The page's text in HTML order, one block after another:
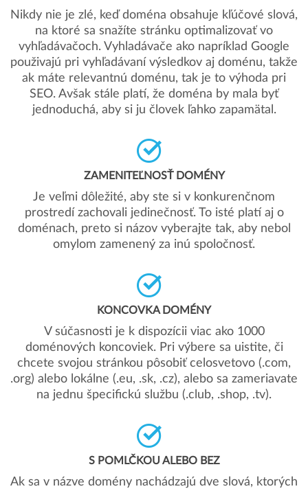
Nikdy nie je zlé, keď doména obsahuje kľúčové slová,
na ktoré sa snažíte stránku optimalizovať vo
vyhľadávačoch. Vyhladávače ako napríklad Google
použivajú pri vyhľadávaní výsledkov aj doménu, takže
ak máte relevantnú doménu, tak je to výhoda pri
SEO. Avšak stále platí, že doména by mala byť
jednoduchá, aby si ju človek ľahko zapamätal.
ZAMENITEĽNOSŤ DOMÉNY
Je veľmi dôležité, aby ste si v konkurenčnom
prostredí zachovali jedinečnosť. To isté platí aj o
doménach, preto si názov vyberajte tak, aby nebol
omylom zamenený za inú spoločnosť.
KONCOVKA DOMÉNY
V súčasnosti je k dispozícii viac ako 1000
doménových koncoviek. Pri výbere sa uistite, či
chcete svojou stránkou pôsobiť celosvetovo (.com,
.org) alebo lokálne (.eu, .sk, .cz), alebo sa zameriavate
na jednu špecifickú službu (.club, .shop, .tv).
S POMLČKOU ALEBO BEZ
Ak sa v názve domény nachádzajú dve slová, ktorých